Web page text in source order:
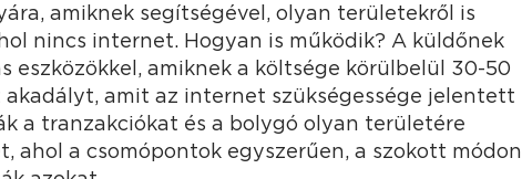
amiknek segítségével, olyan területekről is
nincs internet. Hogyan is működik? A küldőnek
eszközökkel, amiknek a költsége körülbelül 30-50
amit az internet szükségessége jelentett
a tranzakciókat és a bolygó olyan területére
ahol a csomópontok egyszerűen, a szokott módon